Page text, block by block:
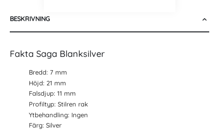
BESKRIVNING
Fakta Saga Blanksilver
Bredd: 7 mm
Höjd: 21 mm
Falsdjup: 11 mm
Profiltyp: Stilren rak
Ytbehandling: Ingen
Färg: Silver